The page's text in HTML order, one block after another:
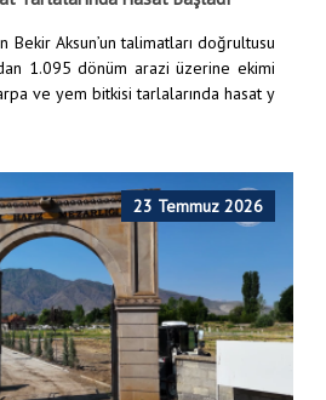
Bekir Aksun’un talimatları doğrultusu
1.095 dönüm arazi üzerine ekimi
ve yem bitkisi tarlalarında hasat y
23 Temmuz 2026